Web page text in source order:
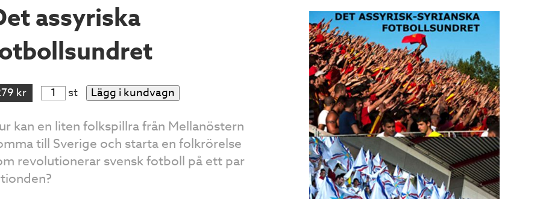
assyriska
kr st Lägg i kundvagn
kan en liten folkspillra från Mellanöstern
till Sverige och starta en folkrörelse
revolutionerar svensk fotboll på ett par